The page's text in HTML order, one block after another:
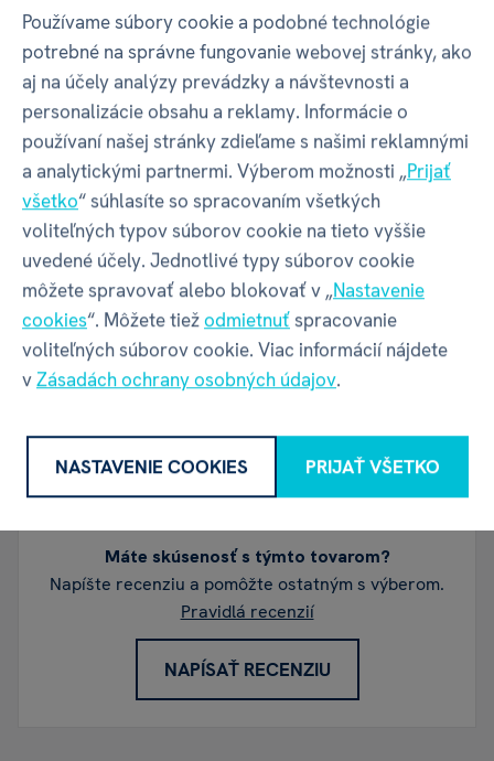
Název ALBI s.r.o.
Adresa
Oravská ulica 8557/22 | Žilina |
01001 | Slovensko
Kontakt albi@albi.sk| +421908720000
Web www.albi.sk
Recenzia
Máte skúsenosť s týmto tovarom?
Napíšte recenziu a pomôžte ostatným s výberom.
Pravidlá recenzií
NAPÍSAŤ RECENZIU
Používame súbory cookie a podobné technológie
potrebné na správne fungovanie webovej stránky, ako
aj na účely analýzy prevádzky a návštevnosti a
personalizácie obsahu a reklamy. Informácie o
používaní našej stránky zdieľame s našimi reklamnými
a analytickými partnermi. Výberom možnosti „Prijať
všetko“ súhlasíte so spracovaním všetkých
voliteľných typov súborov cookie na tieto vyššie
uvedené účely. Jednotlivé typy súborov cookie
môžete spravovať alebo blokovať v „Nastavenie
cookies“. Môžete tiežodmietnuťspracovanie
voliteľných súborov cookie. Viac informácií nájdete
vZásadách ochrany osobných údajov.
NASTAVENIE COOKIES PRIJAŤ VŠETKO